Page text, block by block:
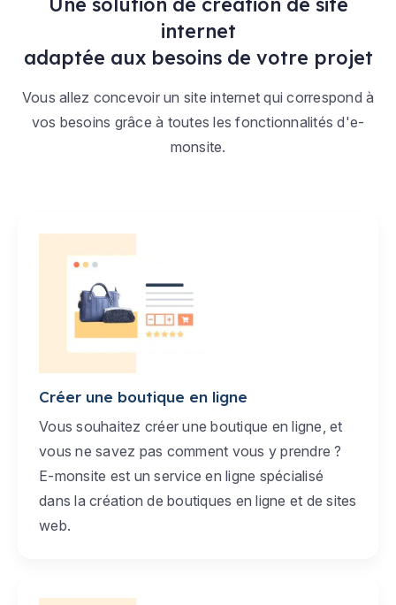
internet
adaptée aux besoins de votre projet
Vous allez concevoir un site internet qui correspond à
vos besoins grâce à toutes les fonctionnalités d'e-
monsite.
Créer une boutique en ligne
Vous souhaitez créer une boutique en ligne, et
vous ne savez pas comment vous y prendre ?
E-monsite est un service en ligne spécialisé
dans la création de boutiques en ligne et de sites
web.